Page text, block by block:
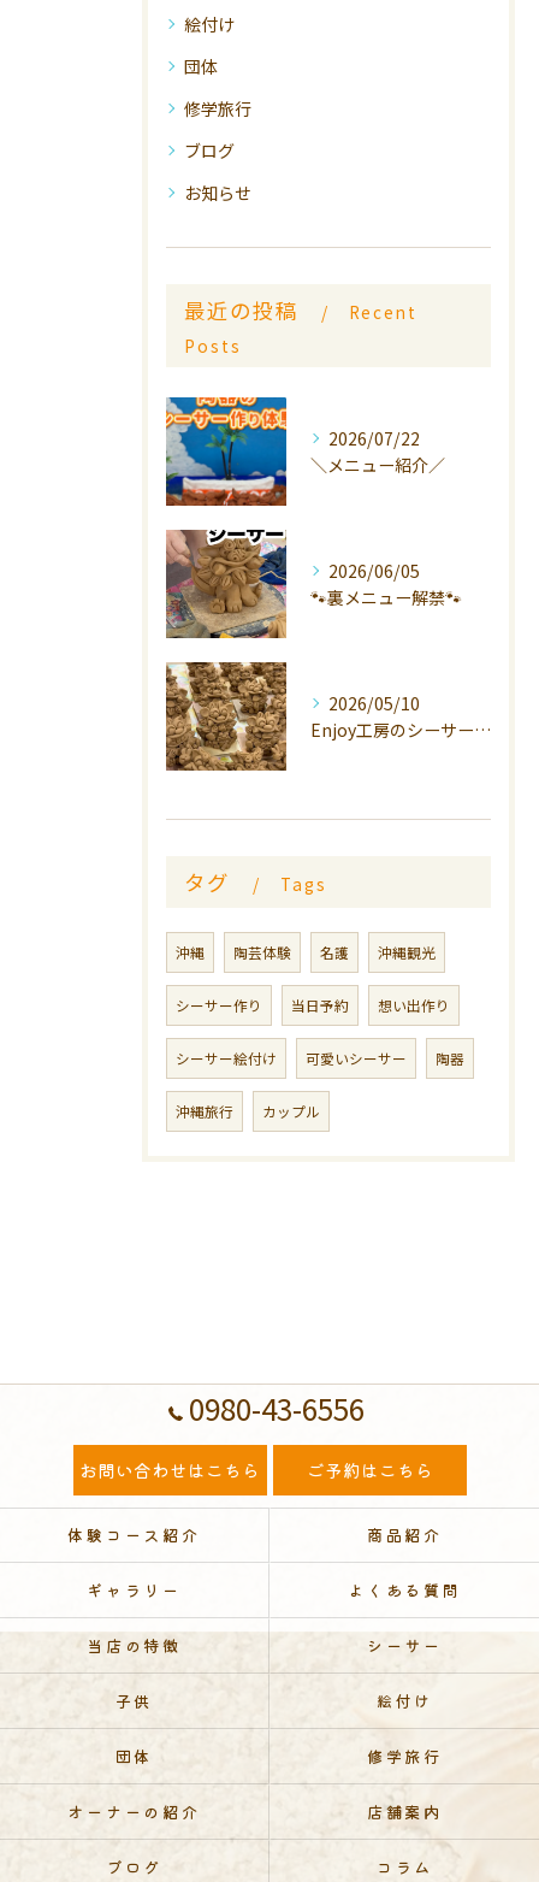
絵付け
団体
修学旅行
ブログ
お知らせ
最近の投稿
Recent
Posts
2026/07/22
＼メニュー紹介／
2026/06/05
🐾裏メニュー解禁🐾
2026/05/10
Enjoy工房のシーサーは、
タグ Tags
沖縄 陶芸体験 名護 沖縄観光
シーサー作り 当日予約 想い出作り
シーサー絵付け 可愛いシーサー 陶器
沖縄旅行 カップル
0980-43-6556
お問い合わせはこちら ご予約はこちら
体験コース紹介 商品紹介
ギャラリー よくある質問
当店の特徴 シーサー
子供 絵付け
団体 修学旅行
オーナーの紹介 店舗案内
ブログ コラム